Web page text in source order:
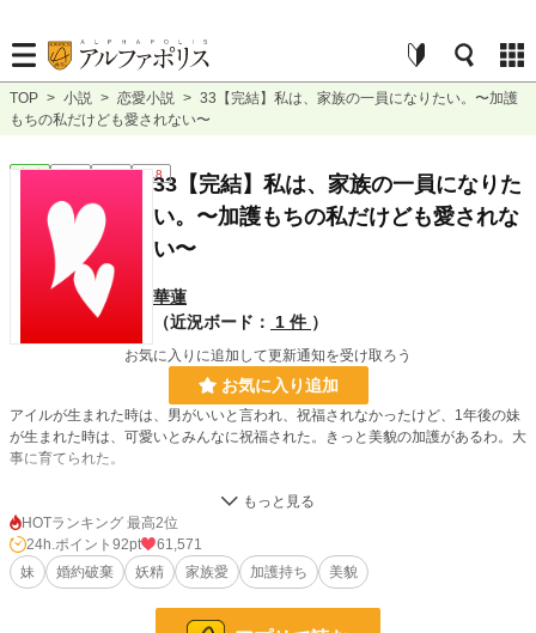
TOP > 小説 > 恋愛小説 > 33【完結】私は、家族の一員になりたい。〜加護
もちの私だけども愛されない〜
恋愛 完結 短編 R1833【完結】私は、家族の一員になりた
い。〜加護もちの私だけども愛されな
い〜
華蓮
（近況ボード：
1 件 ）
お気に入りに追加して更新通知を受け取ろう
お気に入り追加
アイルが生まれた時は、男がいいと言われ、祝福されなかったけど、1年後の妹
が生まれた時は、可愛いとみんなに祝福された。きっと美貌の加護があるわ。大
事に育てられた。
ハンナリ伯爵では、女神の加護が一番良いとされていた。
アスカを可愛がるハンナリ伯爵家。
アイルは孤独で、どのように強く生きていくのだろう、、、、
HOTランキング 最高2位
24h.ポイント 92pt
61,571
妹
婚約破棄 妖精 家族愛 加護持ち 美貌